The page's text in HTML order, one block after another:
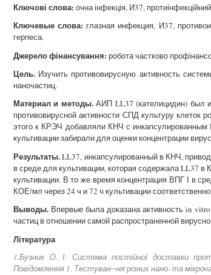
Ключові слова: очна інфекція, И37,
Ключевые слова: глазная инфекция, И37,
герпеса.
Джерело фінансування: робота частково
Цель. Изучить противовирусную активность
наночастиц.
Материал и методы.АИП LL37 (кателицидин) был
противовирусной активности СПД культуру клеток
этого к КРЭЧ добавляли КНЧ с
культивации забирали для оценки концентрации
Результаты.LL37, инкапсулированный в КНЧ,
в среде для культивации, которая содержала LL37
культивации. В то же время концентрация ВПГ І в
КОЕ/мл через 24 ч и 72 ч культивации
Выводы. Впервые была доказана активность in
частиц в отношении самой распространенной
Література
1.Бузник О. І. Система постійної доставки
Повідомлення 1. Тестуван¬ня різних нано- та